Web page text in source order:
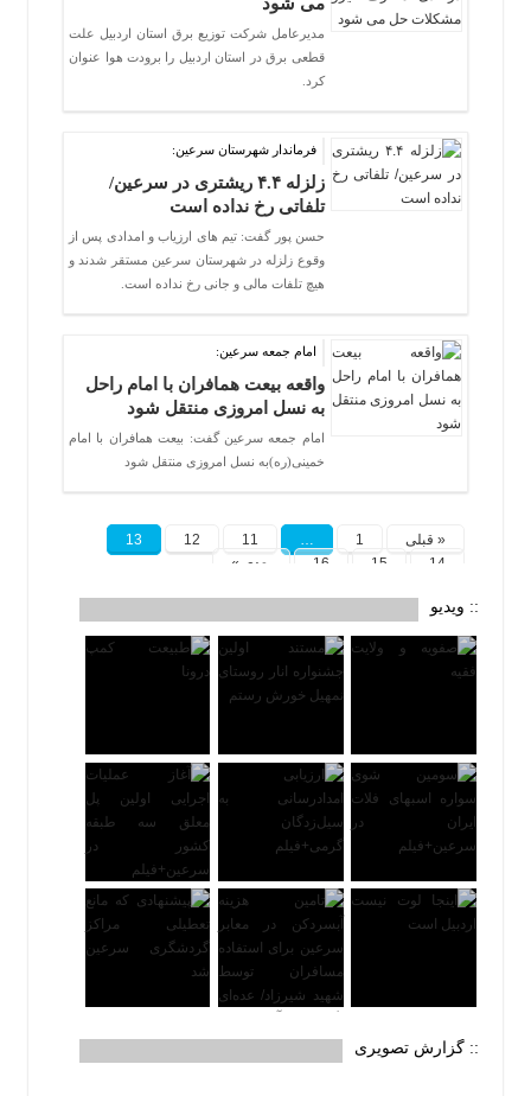
مدیرعامل شرکت توزیع برق استان اردبیل علت
قطعی برق در استان اردبیل را برودت هوا عنوان
کرد.
فرماندار شهرستان سرعین:
زلزله ۴.۴ ریشتری در سرعین/
تلفاتی رخ نداده است
حسن پور گفت: تیم های ارزیاب و امدادی پس از
وقوع زلزله در شهرستان سرعین مستقر شدند و
هیچ تلفات مالی و جانی رخ نداده است.
امام جمعه سرعین:
واقعه بیعت همافران با امام راحل
به نسل امروزی منتقل شود
امام جمعه سرعین گفت: بیعت همافران با امام
خمینی(ره)به نسل امروزی منتقل شود
« قبلی 1
…
11
12
13
14
15
16 بعدی »
:: ویدیو
:: گزارش تصویری